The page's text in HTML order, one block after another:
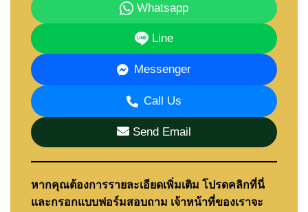
Whatsapp
Line
Messenger
Call Us
Send Email
หากคุณต้องการรายละเอียดเพิ่มเติม โปรดคลิกที่นี่
และกรอกแบบฟอร์มสอบถาม เจ้าหน้าที่ของเราจะ